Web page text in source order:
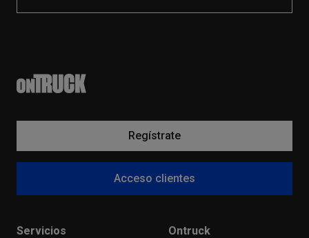
Regístrate
Acceso clientes
Servicios
Ontruck